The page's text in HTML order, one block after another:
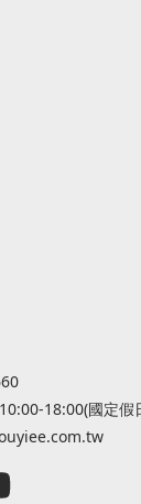
18:00(國定假